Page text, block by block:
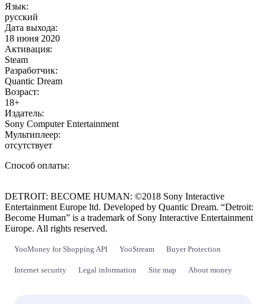
Язык:
русский
Дата выхода:
18 июня 2020
Активация:
Steam
Разработчик:
Quantic Dream
Возраст:
18+
Издатель:
Sony Computer Entertainment
Мультиплеер:
отсутствует
Способ оплаты:
DETROIT: BECOME HUMAN: ©2018 Sony Interactive
Entertainment Europe ltd. Developed by Quantic Dream. “Detroit:
Become Human” is a trademark of Sony Interactive Entertainment
Europe. All rights reserved.
YooMoney for Shopping API YooStream Buyer Protection
Internet security Legal information Site map About money